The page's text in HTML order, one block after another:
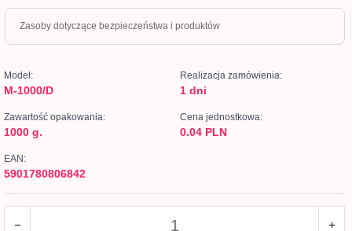
Zasoby dotyczące bezpieczeństwa i produktów
Model:
M-1000/D
Realizacja zamówienia:
1 dni
Zawartość opakowania:
1000 g.
Cena jednostkowa:
0.04 PLN
EAN:
5901780806842